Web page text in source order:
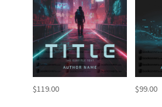
$119.00 $99.00